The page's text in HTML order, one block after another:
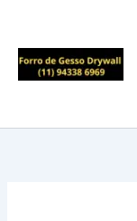
conteúdo